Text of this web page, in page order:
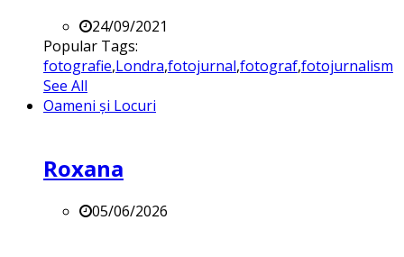
24/09/2021
Popular Tags:
fotografie,Londra,fotojurnal,fotograf,fotojurnalism
See All
Oameni și Locuri
Roxana
05/06/2026